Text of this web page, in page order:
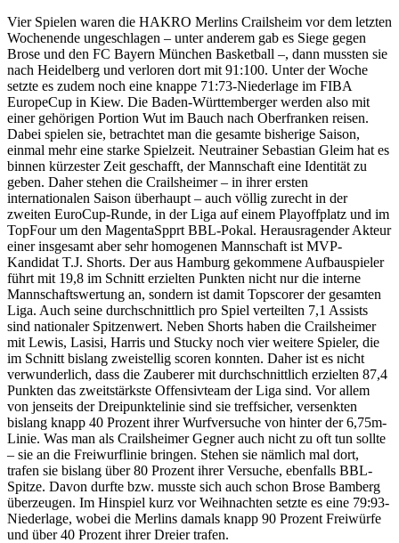
Vier Spielen waren die HAKRO Merlins Crailsheim vor dem letzten
Wochenende ungeschlagen – unter anderem gab es Siege gegen
Brose und den FC Bayern München Basketball –, dann mussten sie
nach Heidelberg und verloren dort mit 91:100. Unter der Woche
setzte es zudem noch eine knappe 71:73-Niederlage im FIBA
EuropeCup in Kiew. Die Baden-Württemberger werden also mit
einer gehörigen Portion Wut im Bauch nach Oberfranken reisen.
Dabei spielen sie, betrachtet man die gesamte bisherige Saison,
einmal mehr eine starke Spielzeit. Neutrainer Sebastian Gleim hat es
binnen kürzester Zeit geschafft, der Mannschaft eine Identität zu
geben. Daher stehen die Crailsheimer – in ihrer ersten
internationalen Saison überhaupt – auch völlig zurecht in der
zweiten EuroCup-Runde, in der Liga auf einem Playoffplatz und im
TopFour um den MagentaSpprt BBL-Pokal. Herausragender Akteur
einer insgesamt aber sehr homogenen Mannschaft ist MVP-
Kandidat T.J. Shorts. Der aus Hamburg gekommene Aufbauspieler
führt mit 19,8 im Schnitt erzielten Punkten nicht nur die interne
Mannschaftswertung an, sondern ist damit Topscorer der gesamten
Liga. Auch seine durchschnittlich pro Spiel verteilten 7,1 Assists
sind nationaler Spitzenwert. Neben Shorts haben die Crailsheimer
mit Lewis, Lasisi, Harris und Stucky noch vier weitere Spieler, die
im Schnitt bislang zweistellig scoren konnten. Daher ist es nicht
verwunderlich, dass die Zauberer mit durchschnittlich erzielten 87,4
Punkten das zweitstärkste Offensivteam der Liga sind. Vor allem
von jenseits der Dreipunktelinie sind sie treffsicher, versenkten
bislang knapp 40 Prozent ihrer Wurfversuche von hinter der 6,75m-
Linie. Was man als Crailsheimer Gegner auch nicht zu oft tun sollte
– sie an die Freiwurflinie bringen. Stehen sie nämlich mal dort,
trafen sie bislang über 80 Prozent ihrer Versuche, ebenfalls BBL-
Spitze. Davon durfte bzw. musste sich auch schon Brose Bamberg
überzeugen. Im Hinspiel kurz vor Weihnachten setzte es eine 79:93-
Niederlage, wobei die Merlins damals knapp 90 Prozent Freiwürfe
und über 40 Prozent ihrer Dreier trafen.